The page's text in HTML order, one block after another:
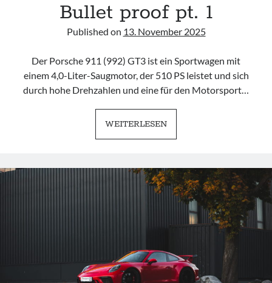
Bullet proof pt. 1
Published on 13. November 2025
Der Porsche 911 (992) GT3 ist ein Sportwagen mit
einem 4,0-Liter-Saugmotor, der 510 PS leistet und sich
durch hohe Drehzahlen und eine für den Motorsport…
WEITERLESENPORSCHE
911
GT3
|
BULLET
PROOF
PT.